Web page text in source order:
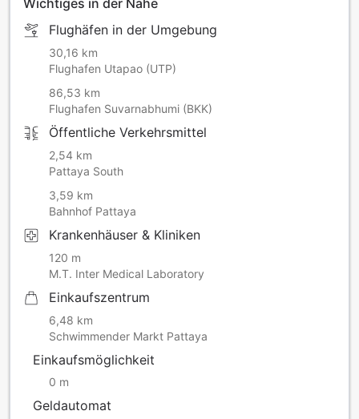
Flughäfen in der Umgebung
30,16 km
Flughafen Utapao (UTP)
86,53 km
Flughafen Suvarnabhumi (BKK)
Öffentliche Verkehrsmittel
2,54 km
Pattaya South
3,59 km
Bahnhof Pattaya
Krankenhäuser & Kliniken
120 m
M.T. Inter Medical Laboratory
Einkaufszentrum
6,48 km
Schwimmender Markt Pattaya
Einkaufsmöglichkeit
0 m
Geldautomat